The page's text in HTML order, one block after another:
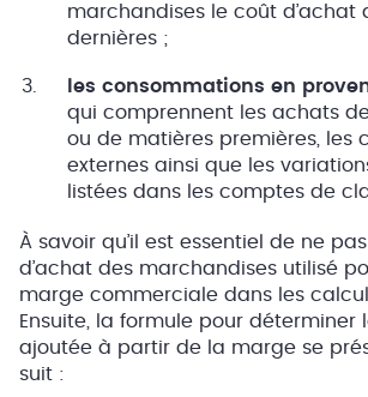
marchandises le coût d’achat
dernières ;
les consommations en
qui comprennent les achats
ou de matières premières, les
externes ainsi que les
listées dans les comptes de
À savoir qu’il est essentiel de ne
d’achat des marchandises utilisé
marge commerciale dans les
Ensuite, la formule pour déterminer
ajoutée à partir de la marge se
suit :